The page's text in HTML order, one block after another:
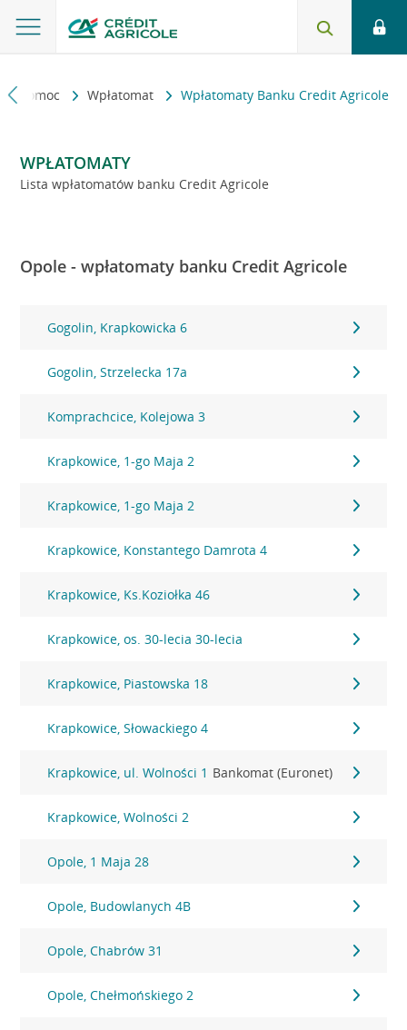
i pomoc Wpłatomat Wpłatomaty Banku Credit Agricole
WPŁATOMATY
Lista wpłatomatów banku Credit Agricole
Opole - wpłatomaty banku Credit Agricole
Gogolin, Krapkowicka 6
Gogolin, Strzelecka 17a
Komprachcice, Kolejowa 3
Krapkowice, 1-go Maja 2
Krapkowice, 1-go Maja 2
Krapkowice, Konstantego Damrota 4
Krapkowice, Ks.Koziołka 46
Krapkowice, os. 30-lecia 30-lecia
Krapkowice, Piastowska 18
Krapkowice, Słowackiego 4
Krapkowice, ul. Wolności 1 Bankomat (Euronet)
Krapkowice, Wolności 2
Opole, 1 Maja 28
Opole, Budowlanych 4B
Opole, Chabrów 31
Opole, Chełmońskiego 2